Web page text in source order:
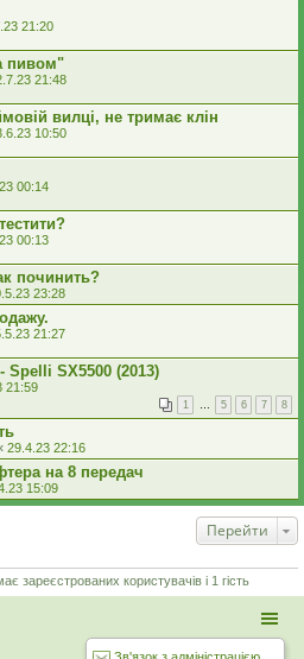
21:20
пивом"
21:48
вилці, не тримає клін
10:50
00:14
00:13
починить?
23:28
21:27
SX5500 (2013)
21:59
1 … 5 6 7 8
29.4.23 22:16
на 8 передач
15:09
Перейти
користувачів і 1 гість
Зв'язок з адміністрацією